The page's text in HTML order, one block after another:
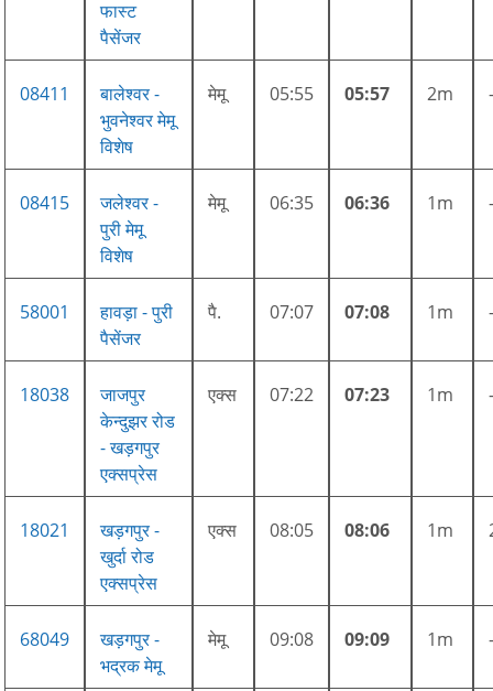
फास्ट
पैसेंजर
08411
बालेश्वर -
भुवनेश्वर मेमू
विशेष
मेमू 05:55 05:57 2m
08415
जलेश्वर -
पुरी मेमू
विशेष
मेमू 06:35 06:36 1m
58001
हावड़ा - पुरी
पैसेंजर
पै. 07:07 07:08 1m
18038
जाजपुर
केन्दुझर रोड
- खड़गपुर
एक्सप्रेस
एक्स 07:22 07:23 1m
18021
खड़गपुर -
खुर्दा रोड
एक्सप्रेस
एक्स 08:05 08:06 1m
68049
खड़गपुर -
भद्रक मेमू
मेमू 09:08 09:09 1m